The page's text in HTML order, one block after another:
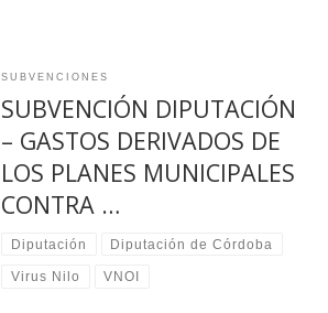
SUBVENCIONES
SUBVENCIÓN DIPUTACIÓN
– GASTOS DERIVADOS DE
LOS PLANES MUNICIPALES
CONTRA …
Diputación Diputación de Córdoba
Virus Nilo VNOI